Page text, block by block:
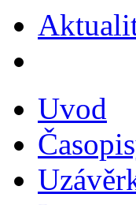
Uvod